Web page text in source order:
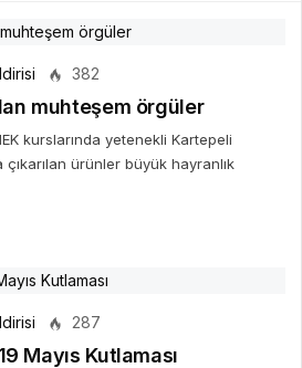
382
muhteşem örgüler
kurslarında yetenekli Kartepeli
ürünler büyük hayranlık
287
Mayıs Kutlaması